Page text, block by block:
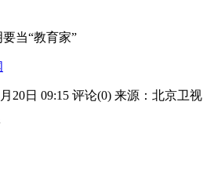
靠枕犹如"头等舱"
当“教育家”
20日 09:15 评论(0) 来源：北京卫视